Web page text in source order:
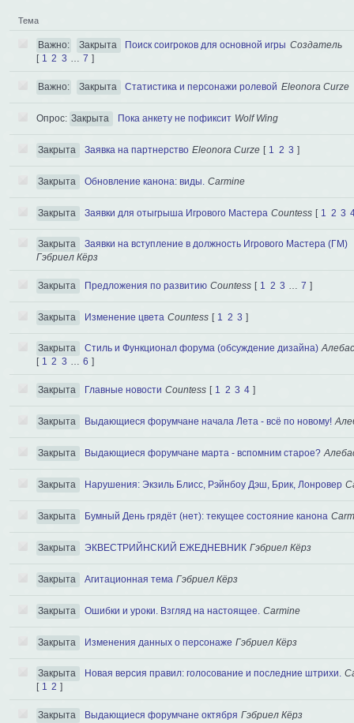
Тема
Важно: Закрыта Поиск соигроков для основной игры Создатель
[ 1 2 3 7 ]
Важно: Закрыта Статистика и персонажи ролевой Eleonora Curze
Опрос: Закрыта Пока анкету не пофиксит Wolf Wing
Закрыта Заявка на партнерство Eleonora Curze [ 1 2 3 ]
Закрыта Обновление канона: виды. Carmine
Закрыта Заявки для отыгрыша Игрового Мастера Сountess [ 1 2 3
Закрыта
Заявки на вступление в должность Игрового Мастера (ГМ)
Гэбриел Кёрз
Закрыта Предложения по развитию Сountess [ 1 2 3 … 7 ]
Закрыта Изменение цвета Сountess [ 1 2 3 ]
Закрыта Стиль и Функционал форума (обсуждение дизайна)
[ 1 2 3 6 ]
Закрыта Главные новости Сountess [ 1 2 3 4 ]
Закрыта Выдающиеся форумчане начала Лета - всё по новому!
Закрыта Выдающиеся форумчане марта - вспомним старое?
Закрыта Нарушения: Экзиль Блисс, Рэйнбоу Дэш, Брик, Лонровер
Закрыта Бумный День грядёт (нет): текущее состояние канона
Закрыта ЭКВЕСТРИЙНСКИЙ ЕЖЕДНЕВНИК Гэбриел Кёрз
Закрыта Агитационная тема Гэбриел Кёрз
Закрыта Ошибки и уроки. Взгляд на настоящее. Carmine
Закрыта Изменения данных о персонаже Гэбриел Кёрз
Закрыта Новая версия правил: голосование и последние штрихи.
[ 1 2 ]
Закрыта Выдающиеся форумчане октября Гэбриел Кёрз